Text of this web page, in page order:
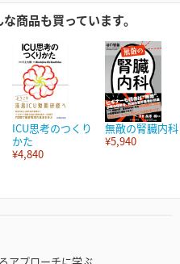
商品も買っています。
ICU思考のつくり
かた
¥4,840
無敵の腎臓内科
¥5,940